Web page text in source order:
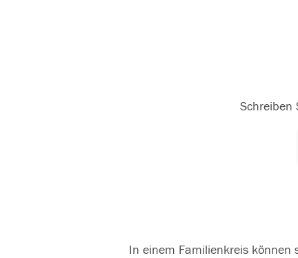
Schreiben
In einem Familienkreis können